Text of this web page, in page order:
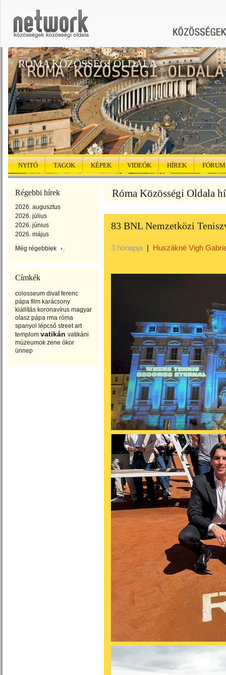
RÓMA KÖZÖSSÉGI OLDALA
NYITÓ TAGOK KÉPEK VIDEÓK HÍREK FÓRUM
Régebbi hírek
2026. augusztus
2026. július
2026. június
2026. május
Még régebbiek
Címkék
colosseum divat ferenc
pápa film karácsony
kiállítás koronavírus magyar
olasz pápa rma róma
spanyol lépcső street art
templom vatikán vatikáni
múzeumok zene ókor
ünnep
Róma Közösségi Oldala
83 BNL Nemzetközi
3 hónapja | Huszákné Vigh